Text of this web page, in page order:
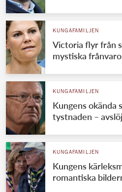
KUNGAFAMILJEN
Victoria flyr från
mystiska
KUNGAFAMILJEN
Kungens
tystnaden –
KUNGAFAMILJEN
Kungens
romantiska